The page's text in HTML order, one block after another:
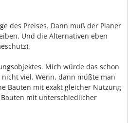
des Preises. Dann muß der Planer
Und die Alternativen eben
Mich würde das schon
viel. Wenn, dann müßte man
Bauten mit exakt gleicher Nutzung
mit unterschiedlicher